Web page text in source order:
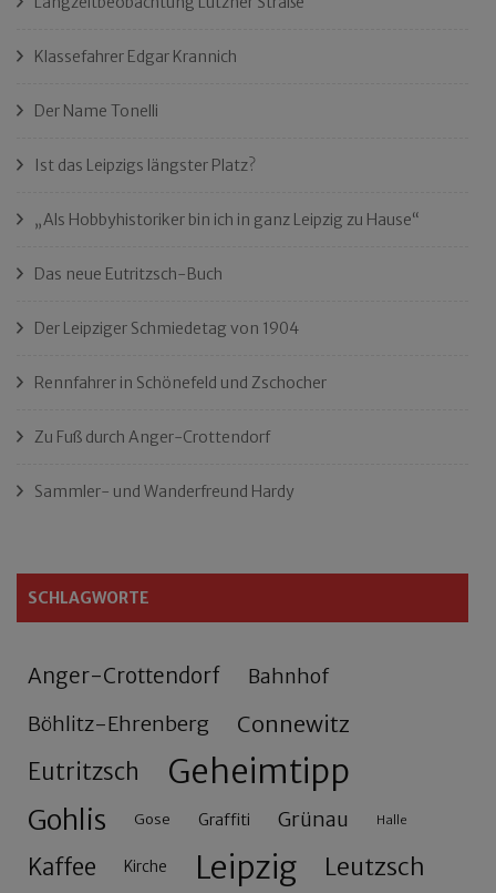
Klassefahrer Edgar Krannich
Der Name Tonelli
Ist das Leipzigs längster Platz?
„Als Hobbyhistoriker bin ich in ganz Leipzig zu Hause“
Das neue Eutritzsch-Buch
Der Leipziger Schmiedetag von 1904
Rennfahrer in Schönefeld und Zschocher
Zu Fuß durch Anger-Crottendorf
Sammler- und Wanderfreund Hardy
SCHLAGWORTE
Anger-Crottendorf Bahnhof
Böhlitz-Ehrenberg Connewitz
Eutritzsch Geheimtipp
Gohlis Gose Graffiti Grünau Halle
Kaffee Kirche Leipzig Leutzsch